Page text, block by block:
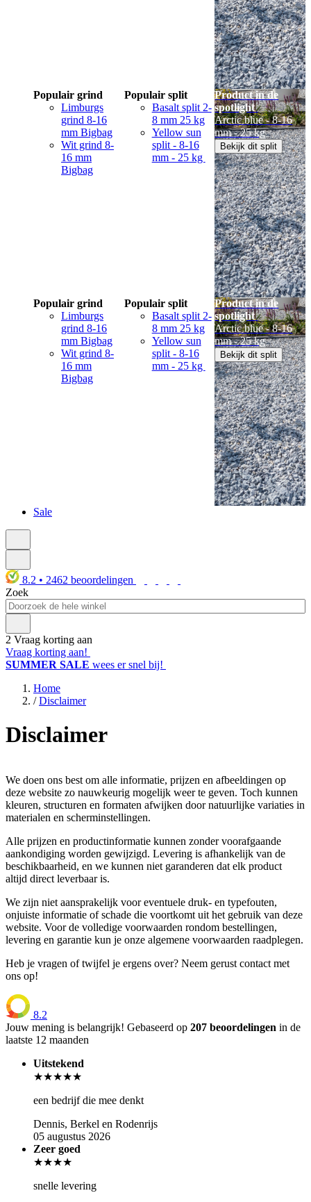
Populair grind
Limburgs
grind 8-16
mm Bigbag
Wit grind 8-
16 mm
Bigbag
Populair split
Basalt split 2-
8 mm 25 kg
Yellow sun
split - 8-16
mm - 25 kg
Product in de
spotlight
Arctic blue - 8-16
mm - 25 kg
Bekijk dit split
Populair grind
Limburgs
grind 8-16
mm Bigbag
Wit grind 8-
16 mm
Bigbag
Populair split
Basalt split 2-
8 mm 25 kg
Yellow sun
split - 8-16
mm - 25 kg
Product in de
spotlight
Arctic blue - 8-16
mm - 25 kg
Bekijk dit split
Sale
8.2 • 2462 beoordelingen
Zoek
2 Vraag korting aan
Vraag korting aan!
SUMMER SALE wees er snel bij!
Home
/ Disclaimer
Disclaimer
We doen ons best om alle informatie, prijzen en afbeeldingen op
deze website zo nauwkeurig mogelijk weer te geven. Toch kunnen
kleuren, structuren en formaten afwijken door natuurlijke variaties in
materialen en scherminstellingen.
Alle prijzen en productinformatie kunnen zonder voorafgaande
aankondiging worden gewijzigd. Levering is afhankelijk van de
beschikbaarheid, en we kunnen niet garanderen dat elk product
altijd direct leverbaar is.
We zijn niet aansprakelijk voor eventuele druk- en typefouten,
onjuiste informatie of schade die voortkomt uit het gebruik van deze
website. Voor de volledige voorwaarden rondom bestellingen,
levering en garantie kun je onze algemene voorwaarden raadplegen.
Heb je vragen of twijfel je ergens over? Neem gerust contact met
ons op!
8.2
Jouw mening is belangrijk! Gebaseerd op 207 beoordelingen in de
laatste 12 maanden
Uitstekend
★★★★★
een bedrijf die mee denkt
Dennis, Berkel en Rodenrijs
05 augustus 2026
Zeer goed
★★★★
snelle levering